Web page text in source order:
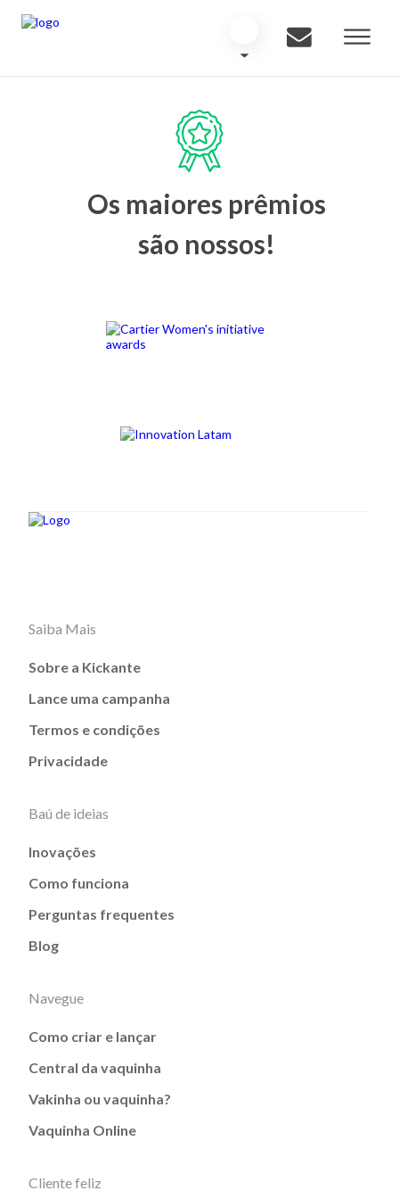
Os maiores prêmios
são nossos!
Saiba Mais
Sobre a Kickante
Lance uma campanha
Termos e condições
Privacidade
Baú de ideias
Inovações
Como funciona
Perguntas frequentes
Blog
Navegue
Como criar e lançar
Central da vaquinha
Vakinha ou vaquinha?
Vaquinha Online
Cliente feliz